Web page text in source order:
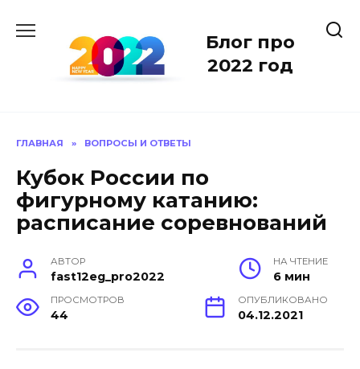
содержанию
Блог про
2022 год
ГЛАВНАЯ » ВОПРОСЫ И ОТВЕТЫ
Кубок России по
фигурному катанию:
расписание соревнований
АВТОР
fast12eg_pro2022
НА ЧТЕНИЕ
6 мин
ПРОСМОТРОВ
44
ОПУБЛИКОВАНО
04.12.2021